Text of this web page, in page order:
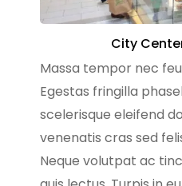
City
Massa tempor nec
Egestas fringilla
scelerisque eleifend
venenatis cras sed
Neque volutpat ac